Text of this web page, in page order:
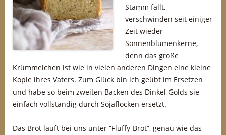
Stamm fällt,
verschwinden seit einiger
Zeit wieder
Sonnenblumenkerne,
denn das große
Krümmelchen ist wie in vielen anderen Dingen eine kleine
Kopie ihres Vaters. Zum Glück bin ich geübt im Ersetzen
und habe so beim zweiten Backen des Dinkel-Golds sie
einfach vollständig durch Sojaflocken ersetzt.
Das Brot läuft bei uns unter “Fluffy-Brot”, genau wie das